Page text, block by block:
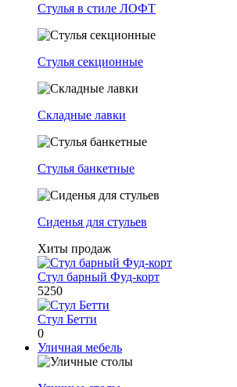
Стулья в стиле ЛОФТ
Стулья секционные
Складные лавки
Стулья банкетные
Сиденья для стульев
Хиты продаж
Стул барный Фуд-корт
5250
Стул Бетти
0
Уличная мебель